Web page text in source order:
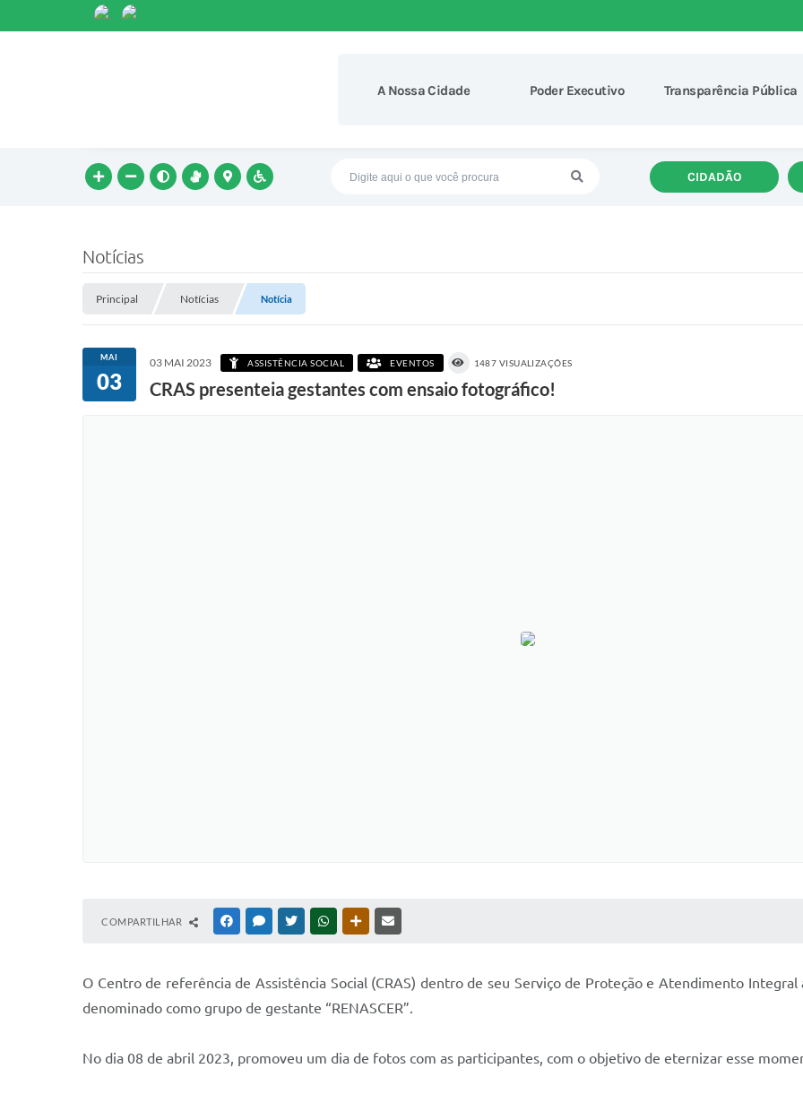
A Nossa Cidade Poder Executivo Transparência Pública
CIDADÃO
Notícias
Principal Notícias Notícia
MAI
03
03 MAI 2023 ASSISTÊNCIA SOCIAL EVENTOS 1487 VISUALIZAÇÕES
CRAS presenteia gestantes com ensaio fotográfico!
COMPARTILHAR FACEBOOKMESSENGER
TWITTERWHATSAPPOUTRAS MÍDIAS
O Centro de referência de Assistência Social (CRAS) dentro de seu Serviço de Proteção e Atendimento Integral
denominado como grupo de gestante “RENASCER”.
No dia 08 de abril 2023, promoveu um dia de fotos com as participantes, com o objetivo de eternizar esse